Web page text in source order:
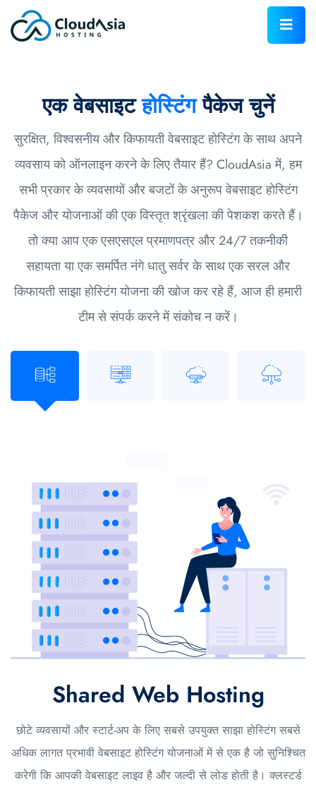
एक वेबसाइटहोस्टिंगपैकेज चुनें
सुरक्षित, विश्वसनीय और किफायती वेबसाइट होस्टिंग के साथ अपने
व्यवसाय को ऑनलाइन करने के लिए तैयार हैं? CloudAsia में, हम
सभी प्रकार के व्यवसायों और बजटों के अनुरूप वेबसाइट होस्टिंग
पैकेज और योजनाओं की एक विस्तृत श्रृंखला की पेशकश करते हैं।
तो क्या आप एक एसएसएल प्रमाणपत्र और 24/7 तकनीकी
सहायता या एक समर्पित नंगे धातु सर्वर के साथ एक सरल और
किफायती साझा होस्टिंग योजना की खोज कर रहे हैं, आज ही हमारी
टीम से संपर्क करने में संकोच न करें।
Shared Web Hosting
छोटे व्यवसायों और स्टार्ट-अप के लिए सबसे उपयुक्त साझा होस्टिंग सबसे
अधिक लागत प्रभावी वेबसाइट होस्टिंग योजनाओं में से एक है जो सुनिश्चित
करेगी कि आपकी वेबसाइट लाइव है और जल्दी से लोड होती है। क्लस्टर्ड